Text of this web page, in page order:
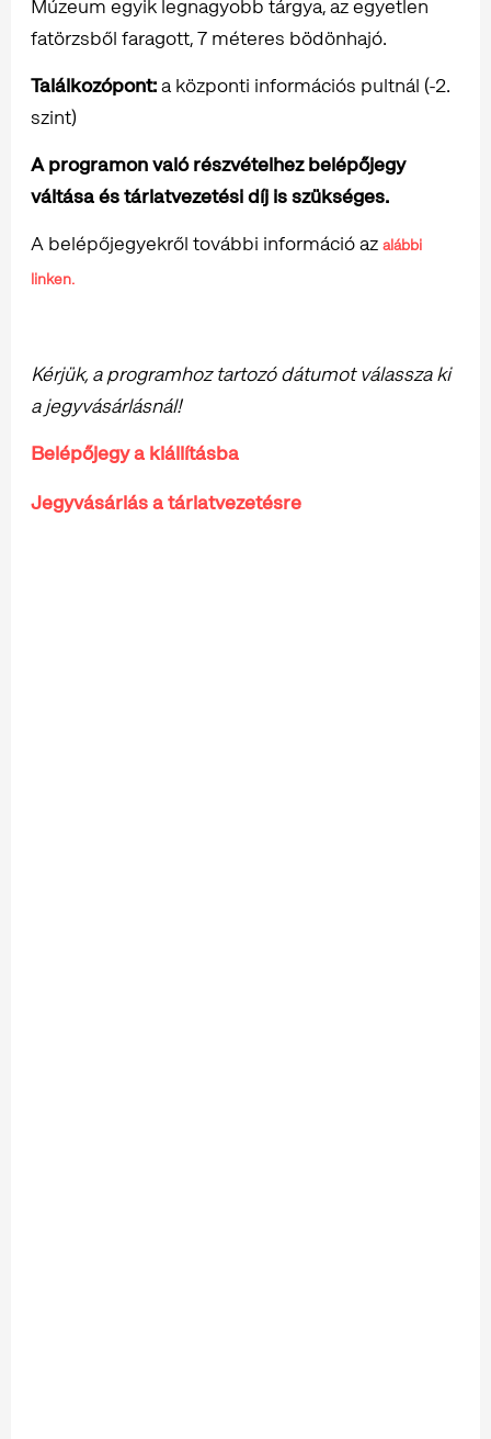
Múzeum egyik legnagyobb tárgya, az egyetlen
fatörzsből faragott, 7 méteres bödönhajó.
Találkozópont:a központi információs pultnál (-2.
szint)
A programon való részvételhez belépőjegy
váltása és tárlatvezetési díj is szükséges.
A belépőjegyekről további információ az alábbi
linken.
Kérjük, a programhoz tartozó dátumot válassza ki
a jegyvásárlásnál!
Belépőjegy a kiállításba
Jegyvásárlás a tárlatvezetésre